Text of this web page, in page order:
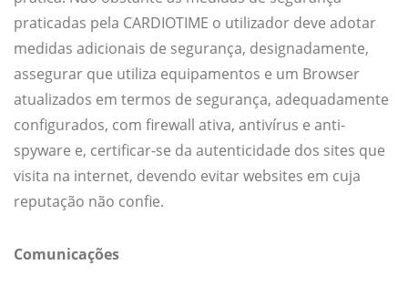
praticadas pela CARDIOTIME o utilizador deve adotar
medidas adicionais de segurança, designadamente,
assegurar que utiliza equipamentos e um Browser
atualizados em termos de segurança, adequadamente
configurados, com firewall ativa, antivírus e anti-
spyware e, certificar-se da autenticidade dos sites que
visita na internet, devendo evitar websites em cuja
reputação não confie.
Comunicações